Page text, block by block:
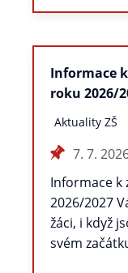
Informace
roku 2026/
Aktuality ZŠ
7. 7.
Informace k
2026/2027
žáci, i když
svém